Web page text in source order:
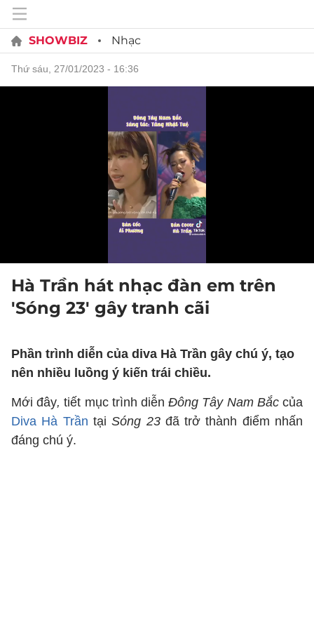
SHOWBIZ Nhạc
thứ sáu, 27/01/2023 - 16:36
Hà Trần hát nhạc đàn em trên
'Sóng 23' gây tranh cãi
Phần trình diễn của diva Hà Trần gây chú ý, tạo
nên nhiều luồng ý kiến trái chiều.
Mới đây,tiết mục trình diễnĐông Tây Nam Bắccủa
Diva Hà Trần tạiSóng 23đã trở thành điểm nhấn
đáng chú ý.